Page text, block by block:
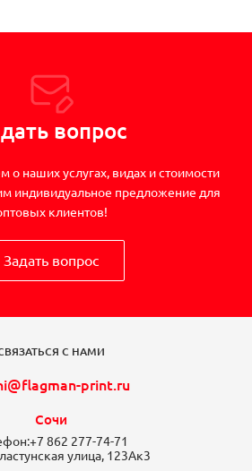
вопрос
о наших услугах, видах и стоимости
индивидуальное предложение для
клиентов!
Задать вопрос
С НАМИ
print.ru
Сочи
+7 862 277-74-71
улица, 123Ак3